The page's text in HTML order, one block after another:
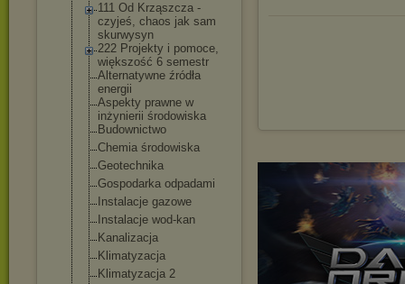
111 Od Krząszcza -
czyjeś, chaos jak sam
skurwysyn
222 Projekty i pomoce,
większość 6 semestr
Alternatywne źródła
energii
Aspekty prawne w
inżynierii środowiska
Budownictwo
Chemia środowiska
Geotechnika
Gospodarka odpadami
Instalacje gazowe
Instalacje wod-kan
Kanalizacja
Klimatyzacja
Klimatyzacja 2